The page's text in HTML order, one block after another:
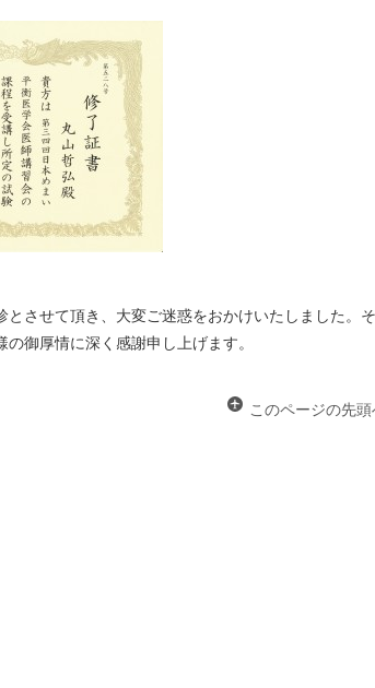
させて頂き、大変ご迷惑をおかけいたしました。そ
御厚情に深く感謝申し上げます。
このページの先頭